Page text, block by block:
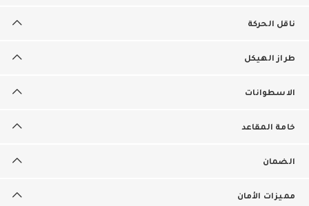
ناقل الحركة
طراز الهيكل
الاسطوانات
خامة المقاعد
الضمان
مميزات الأمان